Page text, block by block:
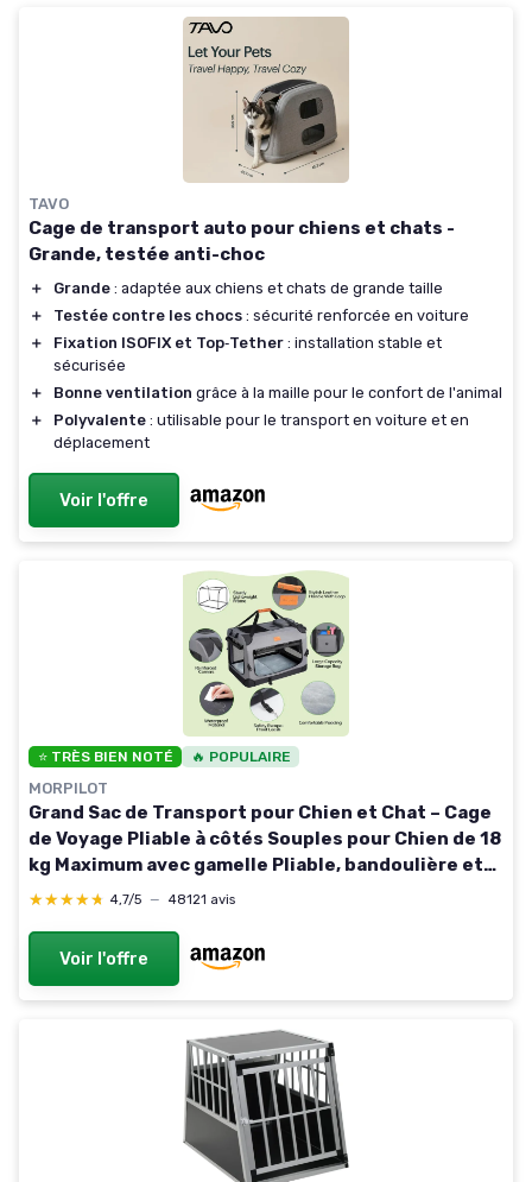
TAVO
Cage de transport auto pour chiens et chats -
Grande, testée anti-choc
＋ Grande : adaptée aux chiens et chats de grande taille
＋
Testée contre les chocs : sécurité renforcée en voiture
＋
Fixation ISOFIX et Top‑Tether : installation stable et
sécurisée
＋
Bonne ventilation grâce à la maille pour le confort de l'animal
＋
Polyvalente : utilisable pour le transport en voiture et en
déplacement
Voir l'offre
⭐ TRÈS BIEN NOTÉ 🔥 POPULAIRE
MORPILOT
Grand Sac de Transport pour Chien et Chat – Cage
de Voyage Pliable à côtés Souples pour Chien de 18
kg Maximum avec gamelle Pliable, bandoulière et
Poches de Rangement, Gris,L gris L 70 x l 52 x H 52
★★★★★
★★★★★ 4,7/5 — 48121 avis
Voir l'offre